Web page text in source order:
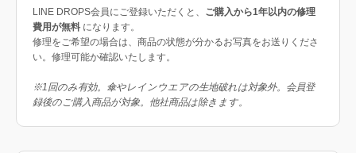
LINE DROPS会員にご登録いただくと、 ご購入から1年以内の修理
費用が無料 になります。
修理をご希望の場合は、商品の状態が分かるお写真をお送りくださ
い。修理可能か確認いたします。
※1回のみ有効。傘やレインウエアの生地破れは対象外。会員登
録後のご購入商品が対象。他社商品は除きます。